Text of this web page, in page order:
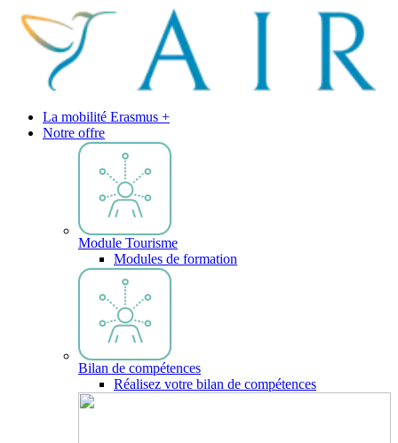
La mobilité Erasmus +
Notre offre
Module Tourisme
Modules de formation
Bilan de compétences
Réalisez votre bilan de compétences